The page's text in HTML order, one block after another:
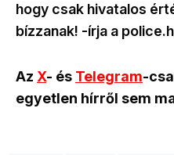
hogy csak hivatalos
bízzanak! -írja a
Az X- és Telegram-
egyetlen hírről sem